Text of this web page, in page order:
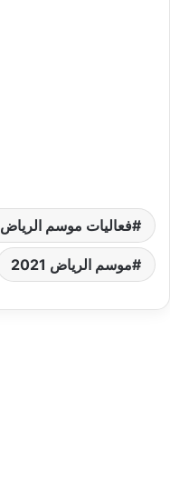
فعاليات موسم الرياض 2021
موسم الرياض 2021